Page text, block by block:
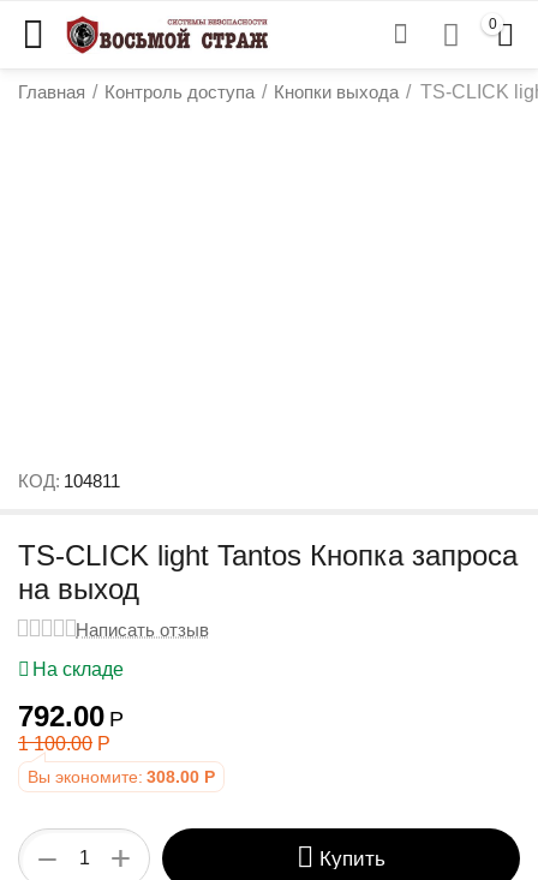
0
Главная / Контроль доступа / Кнопки выхода / TS-CLICK
КОД: 104811
TS-CLICK light Tantos Кнопка запроса
на выход
Написать отзыв
На складе
792.00 Р
1 100.00 Р
Вы экономите: 308.00 Р
+
− Купить